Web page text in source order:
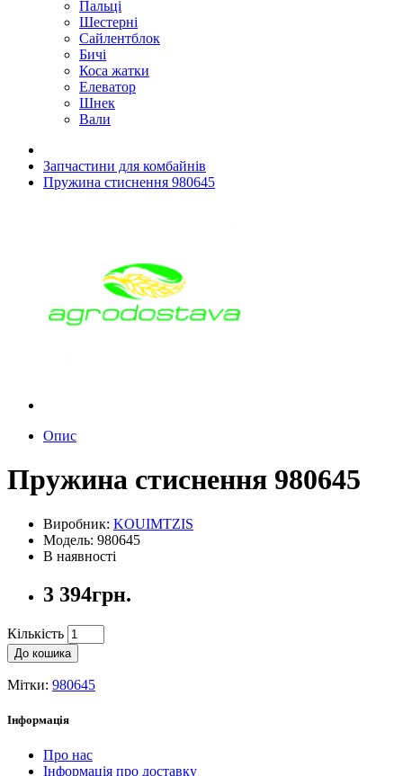
Пальці
Шестерні
Сайлентблок
Бичі
Коса жатки
Елеватор
Шнек
Вали
Запчастини для комбайнів
Пружина стиснення 980645
Опис
Пружина стиснення 980645
Виробник: KOUIMTZIS
Модель: 980645
В наявності
3 394грн.
Кількість
До кошика
Мітки: 980645
Інформація
Про нас
Інформація про доставку